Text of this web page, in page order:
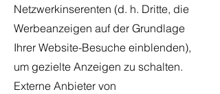
Netzwerkinserenten (d. h. Dritte, die
Werbeanzeigen auf der Grundlage
Ihrer Website-Besuche einblenden),
um gezielte Anzeigen zu schalten.
Externe Anbieter von